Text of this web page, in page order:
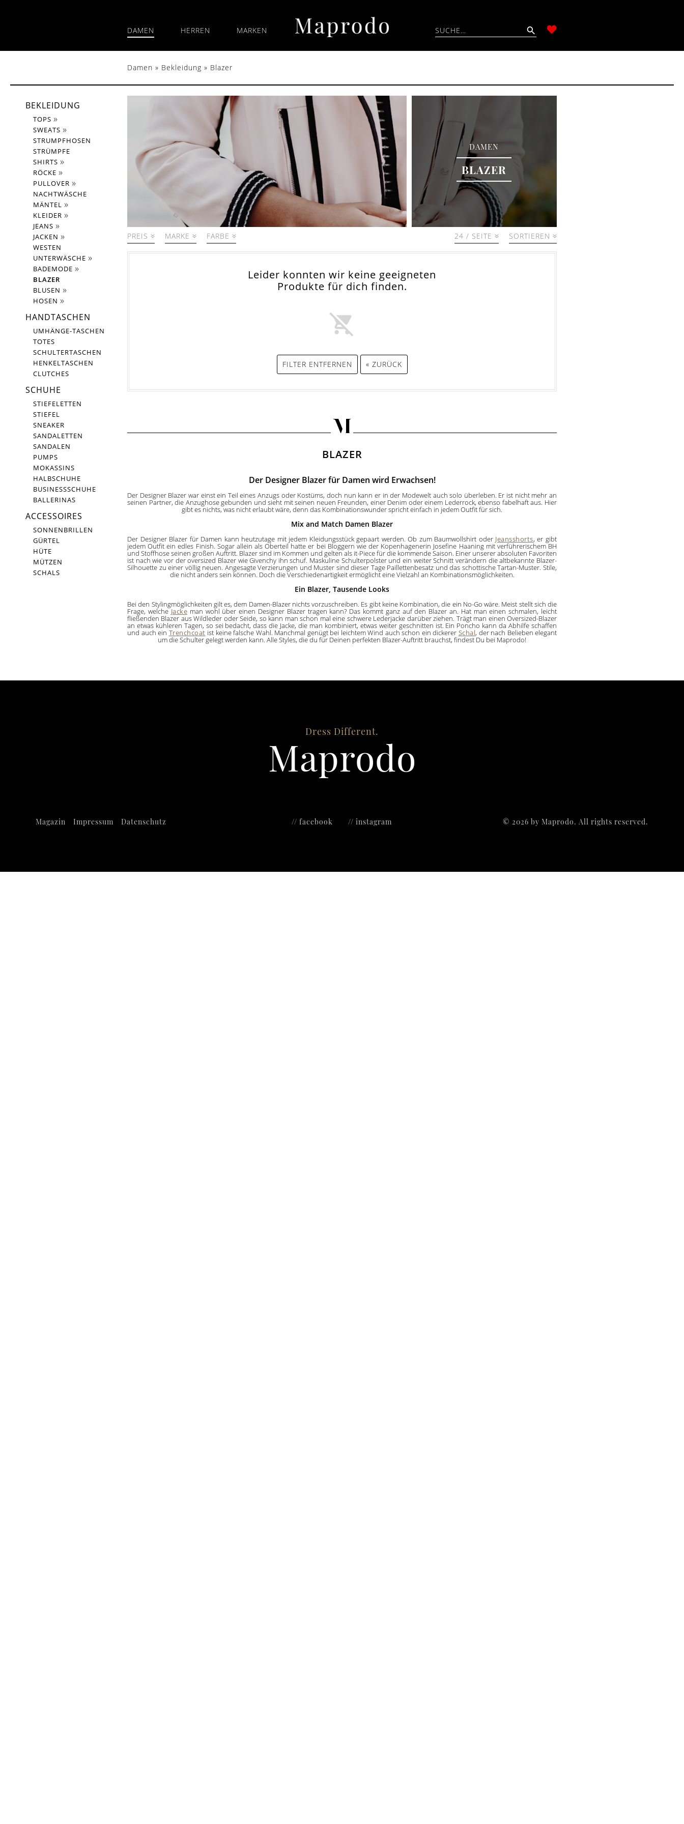
DAMEN HERREN MARKEN
Damen » Bekleidung » Blazer
BEKLEIDUNG
TOPS
SWEATS
STRUMPFHOSEN
STRÜMPFE
SHIRTS
RÖCKE
PULLOVER
NACHTWÄSCHE
MÄNTEL
KLEIDER
JEANS
JACKEN
WESTEN
UNTERWÄSCHE
BADEMODE
BLAZER
BLUSEN
HOSEN
HANDTASCHEN
UMHÄNGE-TASCHEN
TOTES
SCHULTERTASCHEN
HENKELTASCHEN
CLUTCHES
SCHUHE
STIEFELETTEN
STIEFEL
SNEAKER
SANDALETTEN
SANDALEN
PUMPS
MOKASSINS
HALBSCHUHE
BUSINESSSCHUHE
BALLERINAS
ACCESSOIRES
SONNENBRILLEN
GÜRTEL
HÜTE
MÜTZEN
SCHALS
DAMEN
BLAZER
PREIS MARKE FARBE 24 / SEITE SORTIEREN
Leider konnten wir keine geeigneten
Produkte für dich finden.
FILTER ENTFERNEN « ZURÜCK
BLAZER
Der Designer Blazer für Damen wird Erwachsen!
Der Designer Blazer war einst ein Teil eines Anzugs oder Kostüms, doch nun kann er in der Modewelt auch solo überleben. Er ist nicht mehr an
seinen Partner, die Anzughose gebunden und sieht mit seinen neuen Freunden, einer Denim oder einem Lederrock, ebenso fabelhaft aus. Hier
gibt es nichts, was nicht erlaubt wäre, denn das Kombinationswunder spricht einfach in jedem Outfit für sich.
Mix and Match Damen Blazer
Der Designer Blazer für Damen kann heutzutage mit jedem Kleidungsstück gepaart werden. Ob zum Baumwollshirt oder Jeansshorts, er gibt
jedem Outfit ein edles Finish. Sogar allein als Oberteil hatte er bei Bloggern wie der Kopenhagenerin Josefine Haaning mit verführerischem BH
und Stoffhose seinen großen Auftritt. Blazer sind im Kommen und gelten als it-Piece für die kommende Saison. Einer unserer absoluten Favoriten
ist nach wie vor der oversized Blazer wie Givenchy ihn schuf. Maskuline Schulterpolster und ein weiter Schnitt verändern die altbekannte Blazer-
Silhouette zu einer völlig neuen. Angesagte Verzierungen und Muster sind dieser Tage Paillettenbesatz und das schottische Tartan-Muster. Stile,
die nicht anders sein können. Doch die Verschiedenartigkeit ermöglicht eine Vielzahl an Kombinationsmöglichkeiten.
Ein Blazer, Tausende Looks
Bei den Stylingmöglichkeiten gilt es, dem Damen-Blazer nichts vorzuschreiben. Es gibt keine Kombination, die ein No-Go wäre. Meist stellt sich die
Frage, welcheJacke man wohl über einen Designer Blazer tragen kann? Das kommt ganz auf den Blazer an. Hat man einen schmalen, leicht
fließenden Blazer aus Wildleder oder Seide, so kann man schon mal eine schwere Lederjacke darüber ziehen. Trägt man einen Oversized-Blazer
an etwas kühleren Tagen, so sei bedacht, dass die Jacke, die man kombiniert, etwas weiter geschnitten ist. Ein Poncho kann da Abhilfe schaffen
und auch ein Trenchcoat ist keine falsche Wahl. Manchmal genügt bei leichtem Wind auch schon ein dickerer Schal, der nach Belieben elegant
um die Schulter gelegt werden kann. Alle Styles, die du für Deinen perfekten Blazer-Auftritt brauchst, findest Du bei Maprodo!
Dress Different.
Maprodo
Magazin Impressum Datenschutz // facebook // instagram © 2026 by Maprodo. All rights reserved.